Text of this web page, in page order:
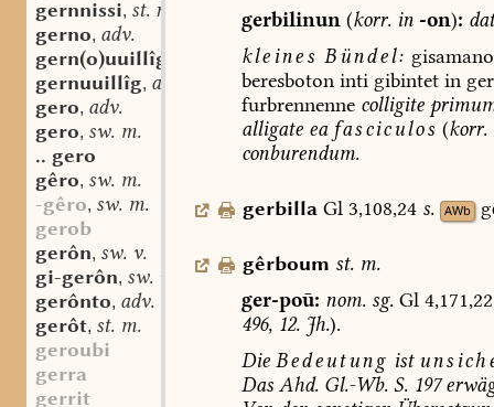
gernnissi, st. n.
gerno, adv.
gern(o)uuillîgo
gernuuillîg, adj.
gero, adv.
gero, sw. m.
.. gero
gêro, sw. m.
-gêro, sw. m.
gerob
gerôn, sw. v.
gi-gerôn, sw. v.
gerônto, adv.
gerôt, st. m.
geroubi
gerra
gerrit
gerbilinun(korr.in -on):
kleines Bündel:
beresbotonintigibintetin
furbrennenne colligite
alligateea fasciculos (korr.
conburendum.
gerbilla Gl 3,108,24 s. AWb
gêrboum st. m.
ger-poū: nom.sg.Gl4,171,22
496, 12.Jh.).
Die Bedeutung ist
DasAhd. Gl.-Wb.S.197